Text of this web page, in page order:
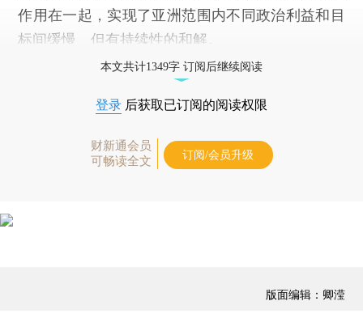
作用在一起，实现了亚洲范围内不同政治利益和目
标间缓慢、但有持续性的和解。
本文共计1349字 订阅后继续阅读
登录 后获取已订阅的阅读权限
财新通会员
可畅读全文
订阅/会员升级
版面编辑：卿滢